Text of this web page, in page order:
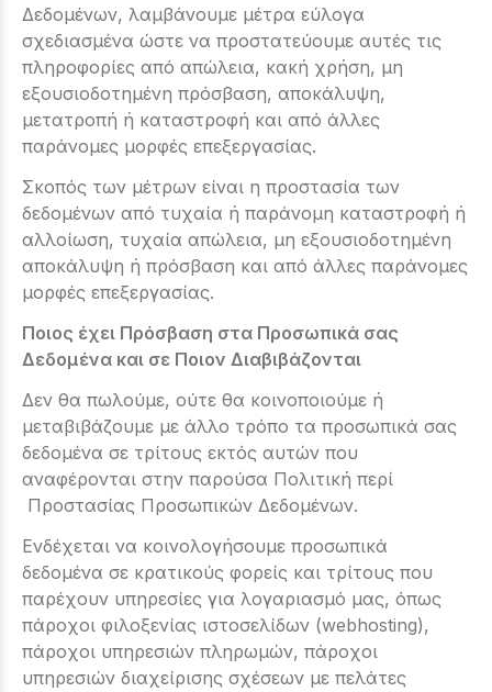
Δεδομένων, λαμβάνουμε μέτρα εύλογα
σχεδιασμένα ώστε να προστατεύουμε αυτές τις
πληροφορίες από απώλεια, κακή χρήση, μη
εξουσιοδοτημένη πρόσβαση, αποκάλυψη,
μετατροπή ή καταστροφή και από άλλες
παράνομες μορφές επεξεργασίας.
Σκοπός των μέτρων είναι η προστασία των
δεδομένων από τυχαία ή παράνομη καταστροφή ή
αλλοίωση, τυχαία απώλεια, μη εξουσιοδοτημένη
αποκάλυψη ή πρόσβαση και από άλλες παράνομες
μορφές επεξεργασίας.
Ποιος έχει Πρόσβαση στα Προσωπικά σας
Δεδομένα και σε Ποιον Διαβιβάζονται
Δεν θα πωλούμε, ούτε θα κοινοποιούμε ή
μεταβιβάζουμε με άλλο τρόπο τα προσωπικά σας
δεδομένα σε τρίτους εκτός αυτών που
αναφέρονται στην παρούσα Πολιτική περί
Προστασίας Προσωπικών Δεδομένων.
Ενδέχεται να κοινολογήσουμε προσωπικά
δεδομένα σε κρατικούς φορείς και τρίτους που
παρέχουν υπηρεσίες για λογαριασμό μας, όπως
πάροχοι φιλοξενίας ιστοσελίδων (webhosting),
πάροχοι υπηρεσιών πληρωμών, πάροχοι
υπηρεσιών διαχείρισης σχέσεων με πελάτες